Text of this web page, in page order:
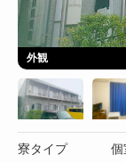
外観
寮タイプ 個